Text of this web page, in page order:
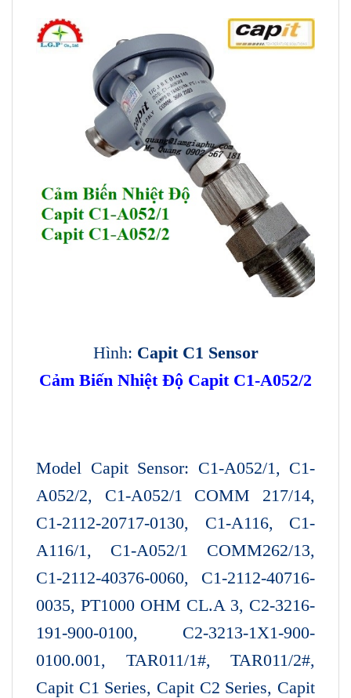
Hình: Capit C1 Sensor
Cảm Biến Nhiệt Độ Capit C1-A052/2
Model Capit Sensor: C1-A052/1, C1-
A052/2, C1-A052/1 COMM 217/14,
C1-2112-20717-0130, C1-A116, C1-
A116/1, C1-A052/1 COMM262/13,
C1-2112-40376-0060, C1-2112-40716-
0035, PT1000 OHM CL.A 3, C2-3216-
191-900-0100, C2-3213-1X1-900-
0100.001, TAR011/1#, TAR011/2#,
Capit C1 Series, Capit C2 Series, Capit